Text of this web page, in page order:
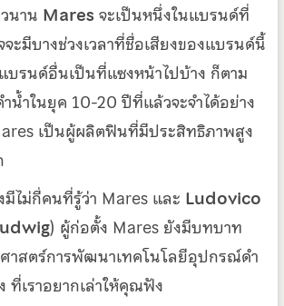
นาน Mares จะเป็นหนึ่งในแบรนด์ที่
จะมีบางช่วงเวลาที่ชื่อเสียงของแบรนด์นี้
บรนด์อื่นเป็นที่แซงหน้าไปบ้าง ก็ตาม
น้ำในยุค 10-20 ปีที่แล้วจะจำได้อย่าง
เป็นผู้ผลิตฟินที่มีประสิทธิภาพสูง
มีไม่กี่คนที่รู้ว่า Mares และ Ludovico
) ผู้ก่อตั้ง Mares ยังมีบทบาท
าสตร์การพัฒนาเทคโนโลยีอุปกรณ์ดำ
ที่เราอยากเล่าให้คุณฟัง